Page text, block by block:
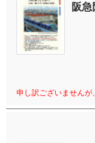
阪
申し訳ございませんが